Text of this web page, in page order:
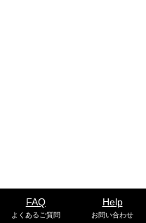
FAQ
よくあるご質問
Help
お問い合わせ